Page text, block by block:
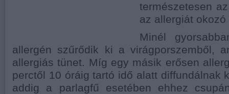
természetesen
az allergiát
Minél
allergén szűrődik ki a virágporszemből,
allergiás tünet. Míg egy másik erősen
perctől 10 óráig tartó idő alatt diffundálnak
addig a parlagfű esetében ehhez